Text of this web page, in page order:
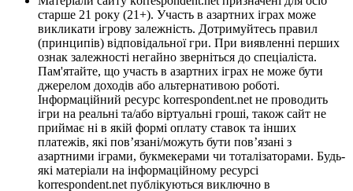
старше 21 року (21+). Участь в азартних іграх може
викликати ігрову залежність. Дотримуйтесь правил
(принципів) відповідальної гри. При виявленні перших
ознак залежності негайно зверніться до спеціаліста.
Пам'ятайте, що участь в азартних іграх не може бути
джерелом доходів або альтернативою роботі.
Інформаційний ресурс korrespondent.net не проводить
ігри на реальні та/або віртуальні гроші, також сайт не
приймає ні в якій формі оплату ставок та інших
платежів, які пов’язані/можуть бути пов’язані з
азартними іграми, букмекерами чи тоталізаторами. Будь-
які матеріали на інформаційному ресурсі
korrespondent.net публікуються виключно в